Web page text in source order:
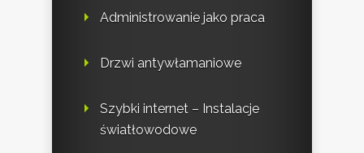
Administrowanie jako praca
Drzwi antywłamaniowe
Szybki internet – Instalacje
światłowodowe